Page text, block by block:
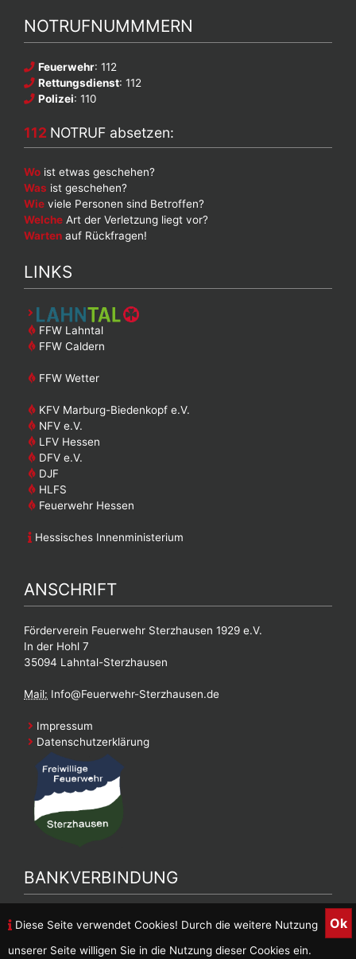
Diese Seite verwendet Cookies! Durch die weitere Nutzung
unserer Seite willigen Sie in die Nutzung dieser Cookies ein.
Ok
NOTRUFNUMMMERN
Feuerwehr: 112
Rettungsdienst: 112
Polizei: 110
112 NOTRUF absetzen:
Wo ist etwas geschehen?
Was ist geschehen?
Wie viele Personen sind Betroffen?
Welche Art der Verletzung liegt vor?
Warten auf Rückfragen!
LINKS
FFW Lahntal
FFW Caldern
FFW Wetter
KFV Marburg-Biedenkopf e.V.
NFV e.V.
LFV Hessen
DFV e.V.
DJF
HLFS
Feuerwehr Hessen
Hessisches Innenministerium
ANSCHRIFT
Förderverein Feuerwehr Sterzhausen 1929 e.V.
In der Hohl 7
35094 Lahntal-Sterzhausen
Mail: Info@Feuerwehr-Sterzhausen.de
Impressum
Datenschutzerklärung
BANKVERBINDUNG
Bankverbindung Feuerwehrverein
Inhaber: FFW Sterzhausen